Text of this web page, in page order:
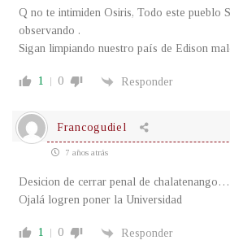
Q no te intimiden Osiris, Todo este pueblo
observando .
Sigan limpiando nuestro país de Edison
1 0 Responder
Francogudiel
7 años atrás
Desicion de cerrar penal de
Ojalá logren poner la Universidad
1 0 Responder